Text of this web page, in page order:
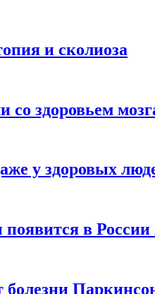
и сколиоза
здоровьем
у здоровых
в России